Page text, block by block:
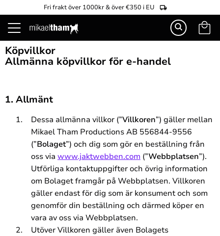
Meny
Fri frakt över 1000kr & över €350 i EU
Köpvillkor
Allmänna köpvillkor för e-handel
1. Allmänt
Dessa allmänna villkor (”Villkoren”) gäller mellan
Mikael Tham Productions AB 556844-9556
(”Bolaget”) och dig som gör en beställning från
oss via www.jaktwebben.com (”Webbplatsen”).
Utförliga kontaktuppgifter och övrig information
om Bolaget framgår på Webbplatsen. Villkoren
gäller endast för dig som är konsument och som
genomför din beställning och därmed köper en
vara av oss via Webbplatsen.
Utöver Villkoren gäller även Bolagets